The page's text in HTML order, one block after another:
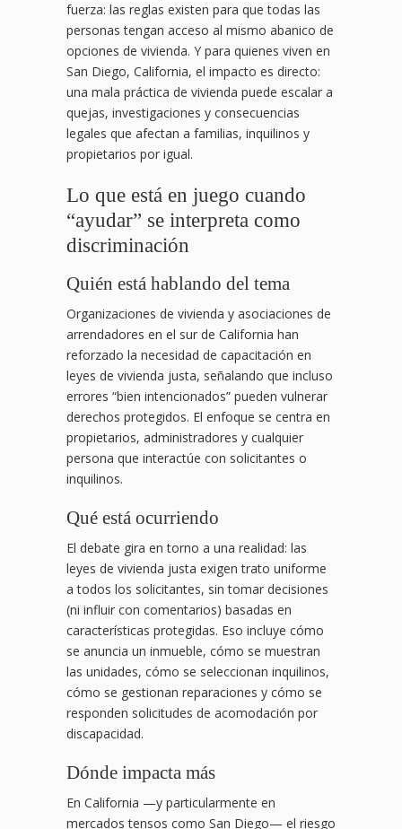
fuerza: las reglas existen para que todas las
personas tengan acceso al mismo abanico de
opciones de vivienda. Y para quienes viven en
San Diego, California, el impacto es directo:
una mala práctica de vivienda puede escalar a
quejas, investigaciones y consecuencias
legales que afectan a familias, inquilinos y
propietarios por igual.
Lo que está en juego cuando
“ayudar” se interpreta como
discriminación
Quién está hablando del tema
Organizaciones de vivienda y asociaciones de
arrendadores en el sur de California han
reforzado la necesidad de capacitación en
leyes de vivienda justa, señalando que incluso
errores “bien intencionados” pueden vulnerar
derechos protegidos. El enfoque se centra en
propietarios, administradores y cualquier
persona que interactúe con solicitantes o
inquilinos.
Qué está ocurriendo
El debate gira en torno a una realidad: las
leyes de vivienda justa exigen trato uniforme
a todos los solicitantes, sin tomar decisiones
(ni influir con comentarios) basadas en
características protegidas. Eso incluye cómo
se anuncia un inmueble, cómo se muestran
las unidades, cómo se seleccionan inquilinos,
cómo se gestionan reparaciones y cómo se
responden solicitudes de acomodación por
discapacidad.
Dónde impacta más
En California —y particularmente en
mercados tensos como San Diego— el riesgo